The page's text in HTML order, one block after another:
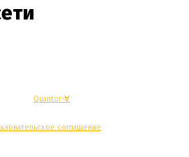
Quantor-∀
соглашение